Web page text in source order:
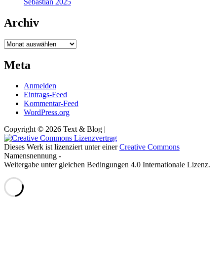
Archiv
Archiv
Meta
Anmelden
Eintrags-Feed
Kommentar-Feed
WordPress.org
Copyright © 2026 Text & Blog |
Dieses Werk ist lizenziert unter einerCreative Commons
Namensnennung -
Weitergabe unter gleichen Bedingungen 4.0 Internationale Lizenz.